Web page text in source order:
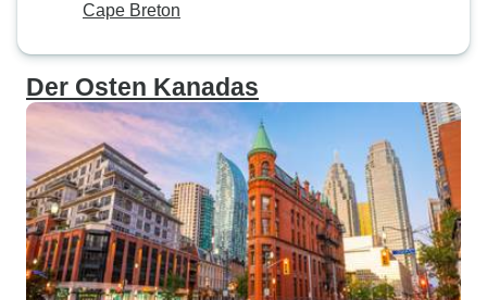
Cape Breton
Der Osten Kanadas